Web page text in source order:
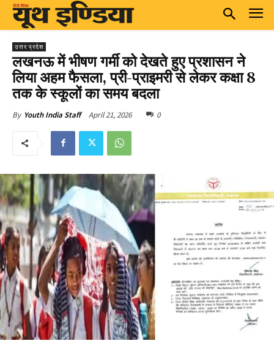
उत्तर प्रदेश
लखनऊ में भीषण गर्मी को देखते हुए प्रशासन ने
लिया अहम फैसला, प्री-प्राइमरी से लेकर कक्षा 8
तक के स्कूलों का समय बदला
By Youth India Staff April 21, 2026 0